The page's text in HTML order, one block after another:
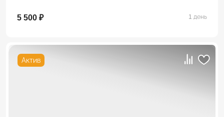
5 500 ₽ 1 день
Актив